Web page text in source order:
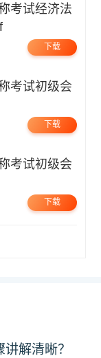
下载
下载
下载
解清晰？